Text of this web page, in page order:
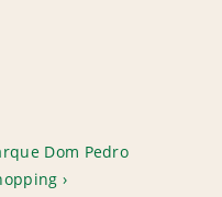
Dom Pedro